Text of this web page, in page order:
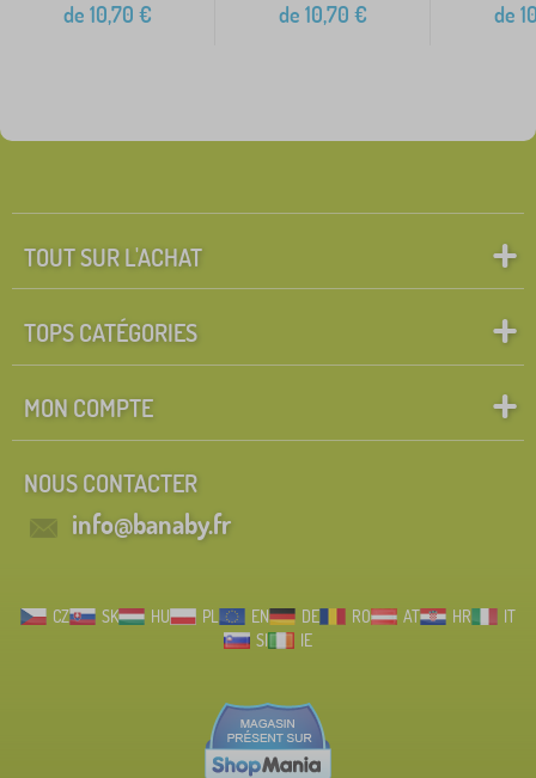
de 10,70 € de 10,70 € de
TOUT SUR L'ACHAT
TOPS CATÉGORIES
MON COMPTE
NOUS CONTACTER
info@banaby.fr
CZ SK HU PL EN DE RO AT HR
IT
SI
IE